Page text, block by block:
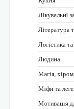
Лікувальні
Література
Логістика
Людина
Магія,
Міфи та
Мотивація